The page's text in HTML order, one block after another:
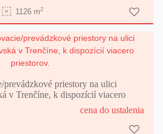
1126 m2
prevádzkové priestory na ulici
v Trenčíne, k dispozícií viacero
cena do ustalenia